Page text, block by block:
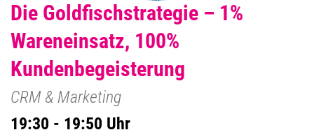
Die Goldfischstrategie – 1%
Wareneinsatz, 100%
Kundenbegeisterung
CRM & Marketing
19:30 - 19:50 Uhr